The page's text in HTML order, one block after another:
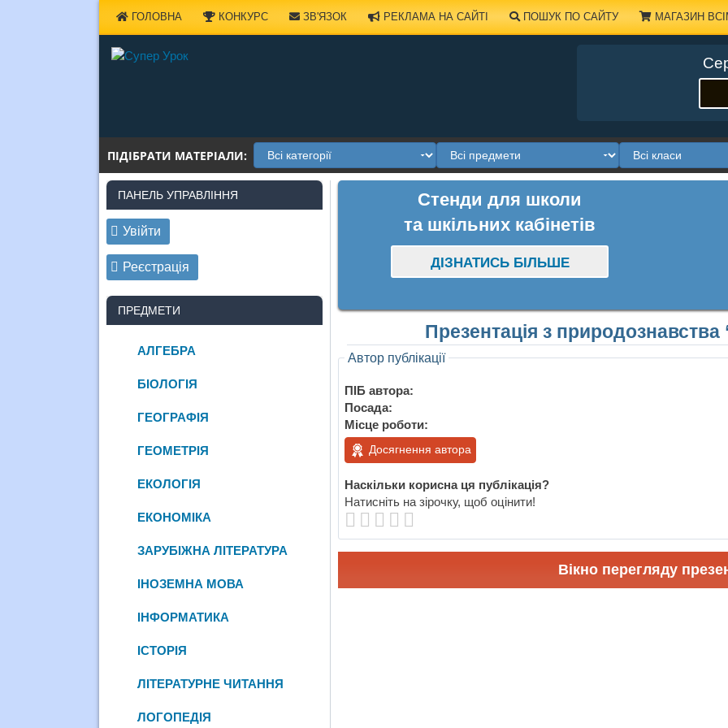
ГОЛОВНА КОНКУРС ЗВ'ЯЗОК РЕКЛАМА НА САЙТІ ПОШУК ПО САЙТУ МАГАЗИН
ПІДІБРАТИ МАТЕРІАЛИ:
Стенди для школи
та шкільних кабінетів
ДІЗНАТИСЬ БІЛЬШЕ
Презентація з природознавства
Автор публікації
ПІБ автора:
Посада:
Місце роботи:
Досягнення автора
Наскільки корисна ця публікація?
Натисніть на зірочку, щоб оцінити!
Вікно перегляду
ПАНЕЛЬ УПРАВЛІННЯ
Увійти
Реєстрація
ПРЕДМЕТИ
АЛГЕБРА
БІОЛОГІЯ
ГЕОГРАФІЯ
ГЕОМЕТРІЯ
ЕКОЛОГІЯ
ЕКОНОМІКА
ЗАРУБІЖНА ЛІТЕРАТУРА
ІНОЗЕМНА МОВА
ІНФОРМАТИКА
ІСТОРІЯ
ЛІТЕРАТУРНЕ ЧИТАННЯ
ЛОГОПЕДІЯ